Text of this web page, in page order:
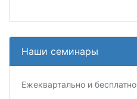
Наши семинары
Ежеквартально и бесплатно